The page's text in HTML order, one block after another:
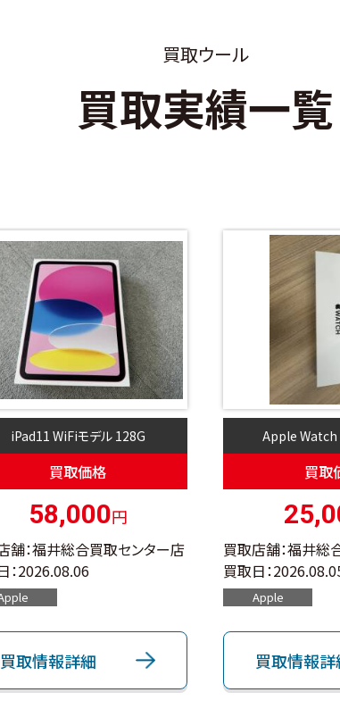
買取ウール
買取実績一覧
iPad11 WiFiモデル 128G
買取価格
58,000円
舗：福井総合買取センター店
：2026.08.06
買取情報詳細
Apple
買取
買取店舗：福井総
買取日：
Apple
買取情報詳